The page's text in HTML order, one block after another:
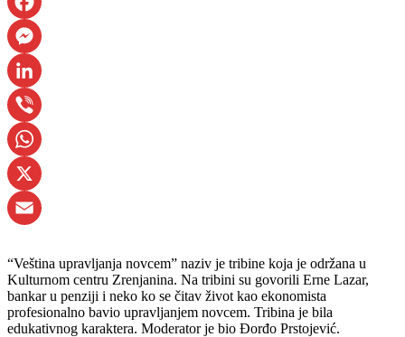
Facebook
Messenger
LinkedIn
Viber
WhatsApp
X
“Veština upravljanja novcem” naziv je tribine koja je održana u
Kulturnom centru Zrenjanina. Na tribini su govorili Erne Lazar,
bankar u penziji i neko ko se čitav život kao ekonomista
profesionalno bavio upravljanjem novcem. Tribina je bila
edukativnog karaktera. Moderator je bio Đorđo Prstojević.